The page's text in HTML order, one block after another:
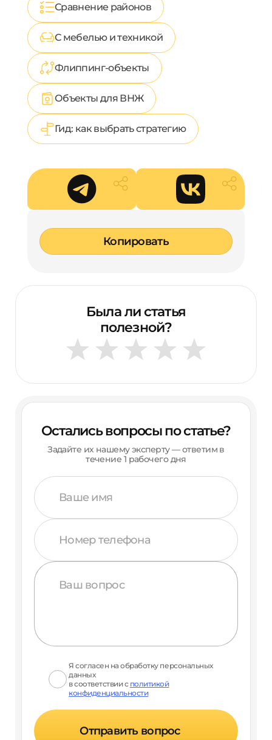
Сравнение районов
С мебелью и техникой
Флиппинг-объекты
Объекты для ВНЖ
Гид: как выбрать стратегию
Копировать
Была ли статья
полезной?
Остались вопросы по статье?
Задайте их нашему эксперту — ответим в
течение 1 рабочего дня
Я согласен на обработку персональных
данных
в соответствии с политикой
конфиденциальности
Отправить вопрос